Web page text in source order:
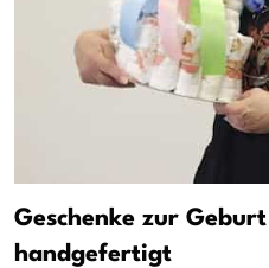
Geschenke zur
handgefertigt